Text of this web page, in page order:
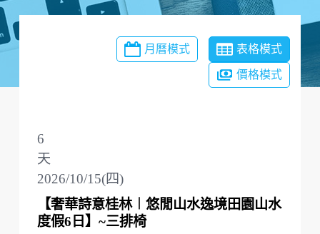
月曆模式 表格模式
價格模式
2026/10/15(四)
6
天
【奢華詩意桂林︱悠閒山水逸境田園山水
度假6日】~三排椅